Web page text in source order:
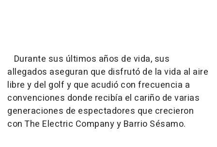
Durante sus últimos años de vida, sus
allegados aseguran que disfrutó de la vida al aire
libre y del golf y que acudió con frecuencia a
convenciones donde recibía el cariño de varias
generaciones de espectadores que crecieron
con The Electric Company y Barrio Sésamo.